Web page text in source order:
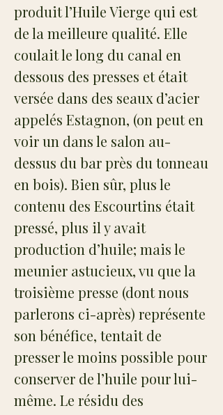
produit l’Huile Vierge qui est
de la meilleure qualité. Elle
coulait le long du canal en
dessous des presses et était
versée dans des seaux d’acier
appelés Estagnon, (on peut en
voir un dans le salon au-
dessus du bar près du tonneau
en bois). Bien sûr, plus le
contenu des Escourtins était
pressé, plus il y avait
production d’huile; mais le
meunier astucieux, vu que la
troisième presse (dont nous
parlerons ci-après) représente
son bénéfice, tentait de
presser le moins possible pour
conserver de l’huile pour lui-
même. Le résidu des